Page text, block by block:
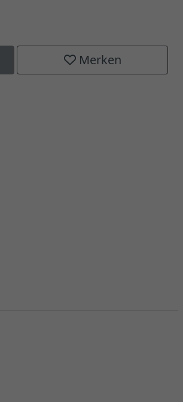
Merken